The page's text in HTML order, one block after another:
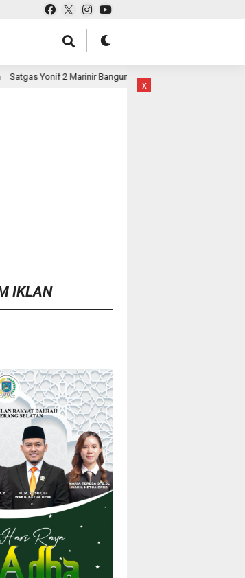
Penampungan Air Bersama Masyarakat Pasir Putih
IKLAN
x